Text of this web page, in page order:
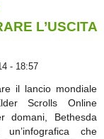
L’USCITA
- 18:57
il lancio mondiale
Scrolls Online
domani, Bethesda
che